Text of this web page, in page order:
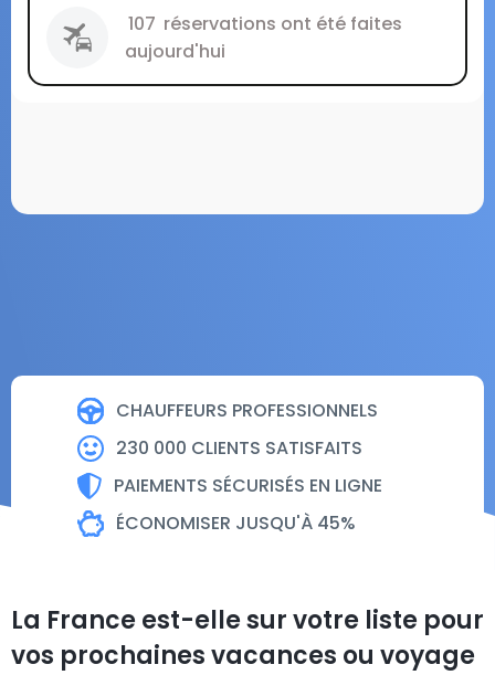
CHAUFFEURS PROFESSIONNELS
230 000 CLIENTS SATISFAITS
PAIEMENTS SÉCURISÉS EN LIGNE
ÉCONOMISER JUSQU'À 45%
107 réservations ont été faites
aujourd'hui
La France est-elle sur votre liste pour
vos prochaines vacances ou voyage